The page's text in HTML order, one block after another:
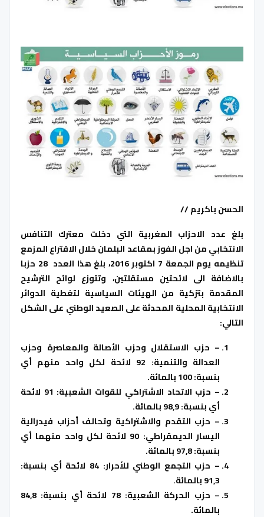
الحسن باكريم //
بلغ عدد الاحزاب المغربية التي دخلت معترك التنافس
الانتخابي من اجل الفوز بمقاعد البلمان خلال الاقتراع المزمع
تنظيمه يوم الجمعة 7 اكتوبر 2016، بلغ هذا العدد 28 حزبا
بالاضافة الى لائحتين مستقلتين، وتتوزع لوائح الترشيح
المقدمة بتزكية من الهيئات السياسية لتغطية الدوائر
الانتخابية المحلية المحدثة على الصعيد الوطني على الشكل
التالي:
– حزب الاستقلال وحزب الأصالة والمعاصرة وحزب
العدالة والتنمية: 92 لائحة لكل واحد منهم أي
بنسبة: 100 بالمائة.
– حزب الاتحاد الاشتراكي للقوات الشعبية: 91 لائحة
أي بنسبة: 98,9 بالمائة.
– حزب التقدم والاشتراكية وتحالف أحزاب فيدرالية
اليسار الديمقراطي: 90 لائحة لكل واحد منهما أي
بنسبة: 97,8 بالمائة.
– حزب التجمع الوطني للأحرار: 84 لائحة أي بنسبة:
91,3 بالمائة.
– حزب الحركة الشعبية: 78 لائحة أي بنسبة: 84,8
بالمائة.